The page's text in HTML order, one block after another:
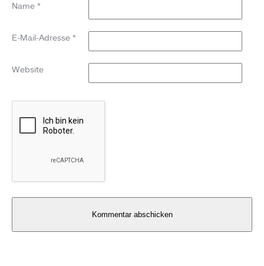
Name *
E-Mail-Adresse *
Website